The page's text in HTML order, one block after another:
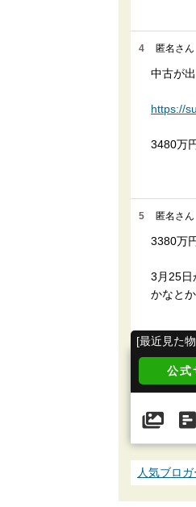
4 匿名さん
中古が
https://
3480万
5 匿名さん
3380万
3月25日
かなと
[最近見た
公式
人気ブロ